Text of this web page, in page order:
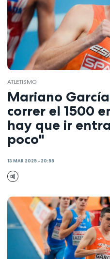
ATLETISMO
Mariano
correr el 1500
hay que ir
poco"
13 MAR 2025 - 20:55